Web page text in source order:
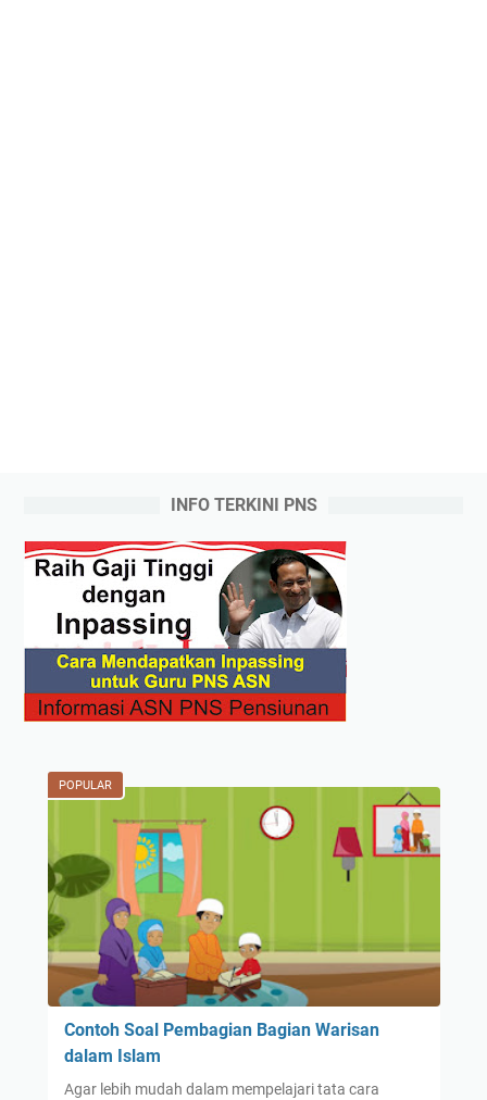
INFO TERKINI PNS
POPULAR
Contoh Soal Pembagian Bagian Warisan
dalam Islam
Agar lebih mudah dalam mempelajari tata cara